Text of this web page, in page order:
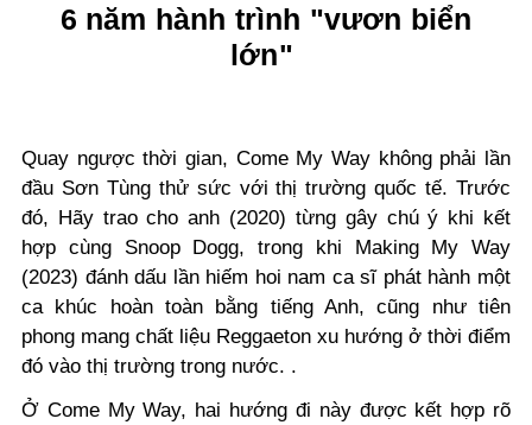
6 năm hành trình "vươn biển
lớn"
Quay ngược thời gian, Come My Way không phải lần
đầu Sơn Tùng thử sức với thị trường quốc tế. Trước
đó, Hãy trao cho anh (2020) từng gây chú ý khi kết
hợp cùng Snoop Dogg, trong khi Making My Way
(2023) đánh dấu lần hiếm hoi nam ca sĩ phát hành một
ca khúc hoàn toàn bằng tiếng Anh, cũng như tiên
phong mang chất liệu Reggaeton xu hướng ở thời điểm
đó vào thị trường trong nước. .
Ở Come My Way, hai hướng đi này được kết hợp rõ